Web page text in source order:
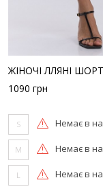
ЖІНОЧІ ЛЛЯНІ
1090 грн
S Немає в
M Немає в
L Немає в